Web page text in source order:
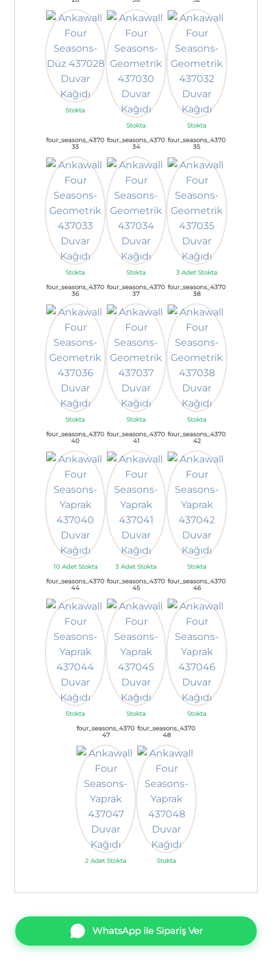
Stokta
Stokta
Stokta
four_seasons_4370
33
Stokta
four_seasons_4370
34
Stokta
four_seasons_4370
35
3 Adet Stokta
four_seasons_4370
36
Stokta
four_seasons_4370
37
Stokta
four_seasons_4370
38
Stokta
four_seasons_4370
40
10 Adet Stokta
four_seasons_4370
41
3 Adet Stokta
four_seasons_4370
42
Stokta
four_seasons_4370
44
Stokta
four_seasons_4370
45
Stokta
four_seasons_4370
46
Stokta
four_seasons_4370
47
2 Adet Stokta
four_seasons_4370
48
Stokta
WhatsApp ile Sipariş Ver